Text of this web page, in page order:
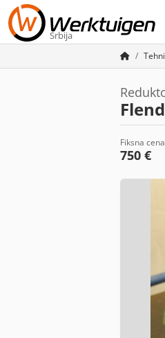
Srbija
Fiksna
750 €